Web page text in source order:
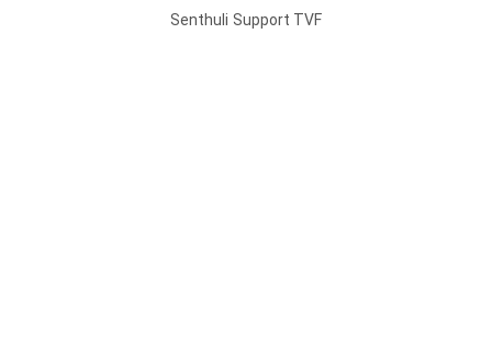
Senthuli Support TVF